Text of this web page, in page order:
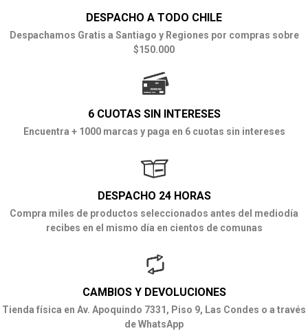
DESPACHO A TODO CHILE
Despachamos Gratis a Santiago y Regiones por compras sobre
$150.000
6 CUOTAS SIN INTERESES
Encuentra + 1000 marcas y paga en 6 cuotas sin intereses
DESPACHO 24 HORAS
Compra miles de productos seleccionados antes del mediodía
recibes en el mismo día en cientos de comunas
CAMBIOS Y DEVOLUCIONES
Tienda física en Av. Apoquindo 7331, Piso 9, Las Condes o a través
de WhatsApp